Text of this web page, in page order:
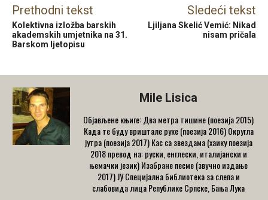
Prethodni tekst
Kolektivna izložba barskih
akademskih umjetnika na 31.
Barskom ljetopisu
Sledeći tekst
Ljiljana Skelić Vemić: Nikad
nisam pričala
Mile Lisica
Објављене књиге: Два метра тишине (поезија 2015)
Када те буду вриштале руке (поезија 2016) Округла
јутра (поезија 2017) Кас са звездама (хаику поезија
2018 превод на: руски, енглески, италијански и
њемачки језик) Изабране песме (звучно издање
2017) ЈУ Специјална библиотека за слепа и
слабовида лица Републике Српске, Бања Лука